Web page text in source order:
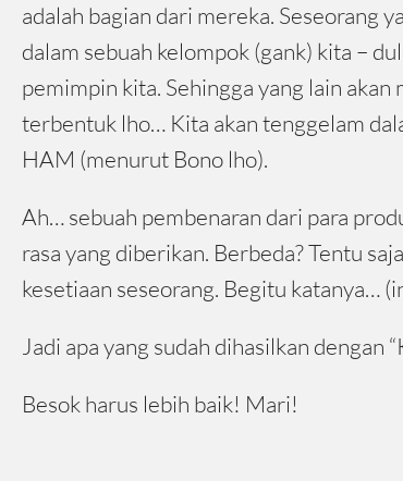
adalah bagian dari mereka. Seseorang
dalam sebuah kelompok (gank) kita –
pemimpin kita. Sehingga yang lain
terbentuk lho… Kita akan tenggelam
HAM (menurut Bono lho).
Ah… sebuah pembenaran dari para
rasa yang diberikan. Berbeda? Tentu
kesetiaan seseorang. Begitu katanya…
Jadi apa yang sudah dihasilkan dengan
Besok harus lebih baik! Mari!